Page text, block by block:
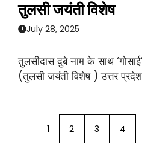
तुलसी जयंती विशेष
July 28, 2025
तुलसीदास दुबे नाम के साथ
(तुलसी जयंती विशेष ) उत्तर
1 2 3 4